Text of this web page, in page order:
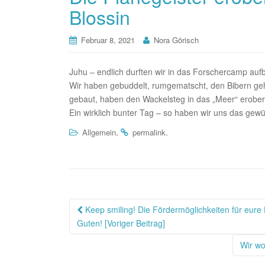
Blossin
Februar 8, 2021 Nora Görisch
Juhu – endlich durften wir in das Forschercamp
Wir haben gebuddelt, rumgematscht, den Bibern
gebaut, haben den Wackelsteg in das „Meer“
Ein wirklich bunter Tag – so haben wir uns das
Allgemein. permalink.
Beitragsnavigation
Keep smiling! Die Fördermöglichkeiten für
Guten! [Voriger Beitrag]
Wir